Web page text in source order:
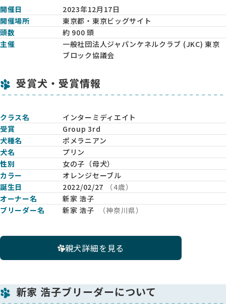
開催日
2023年12月17日
開催場所
東京都・東京ビッグサイト
頭数
約 900 頭
主催
一般社団法人ジャパンケネルクラブ (JKC) 東京
ブロック協議会
受賞犬・受賞情報
クラス名
インターミディエイト
受賞
Group 3rd
犬種名
ポメラニアン
犬名
プリン
性別
女の子（母犬）
カラー
オレンジセーブル
誕生日
2022/02/27
（4歳）
オーナー名
新家 浩子
ブリーダー名
新家 浩子 （神奈川県）
親犬詳細を見る
新家 浩子ブリーダーについて